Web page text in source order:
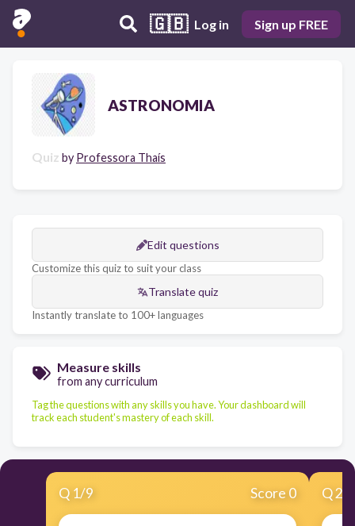
🇬🇧 Log in Sign up FREE
ASTRONOMIA
Quiz by Professora Thaís
Edit questions
Customize this quiz to suit your class
Translate quiz
Instantly translate to 100+ languages
Measure skills
from any curriculum
Tag the questions with any skills you have. Your dashboard will
track each student's mastery of each skill.
Q 1/9 Score 0 Q2